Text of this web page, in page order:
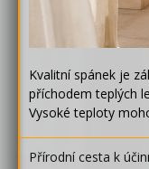
Kvalitní spánek je
příchodem teplých
Vysoké teploty
Přírodní cesta k